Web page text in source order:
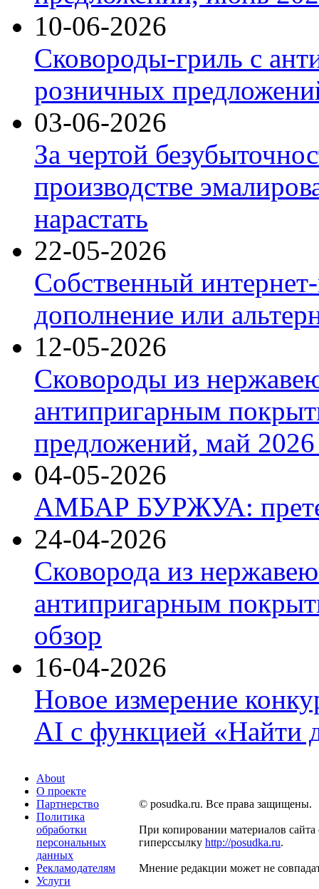
10-06-2026
Сковороды-гриль с
розничных
03-06-2026
За чертой
производстве
нарастать
22-05-2026
Собственный
дополнение или
12-05-2026
Сковороды из
антипригарным
предложений, май 2026
04-05-2026
АМБАР БУРЖУА:
24-04-2026
Сковорода из
антипригарным
обзор
16-04-2026
Новое измерение
AI с функцией «Найти
About
О проекте
Партнерство
Политика
обработки
персональных
данных
Рекламодателям
Услуги
© posudka.ru. Все права защищены.
При копировании материалов сайта
гиперссылку http://posudka.ru.
Мнение редакции может не